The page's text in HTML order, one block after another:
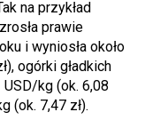
na przykład
prawie
i wyniosła około
ogórki gładkich
kg (ok. 6,08
(ok. 7,47 zł).